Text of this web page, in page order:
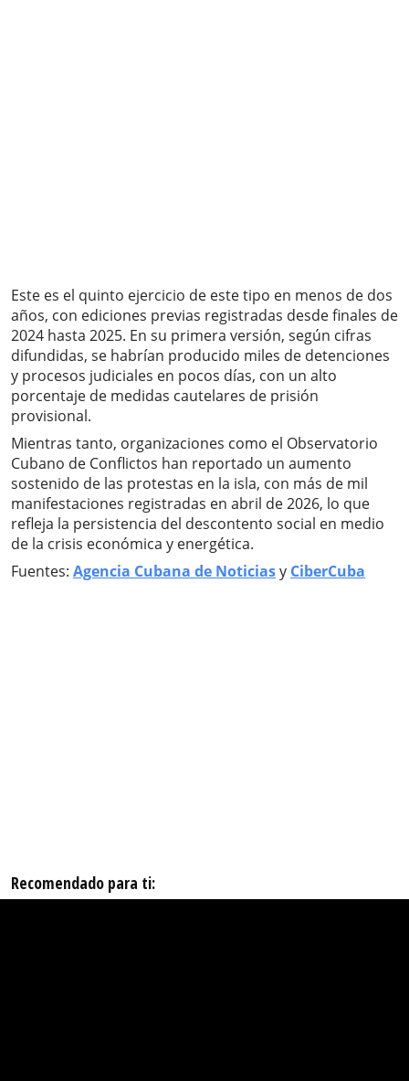
Este es el quinto ejercicio de este tipo en menos de dos
años, con ediciones previas registradas desde finales de
2024 hasta 2025. En su primera versión, según cifras
difundidas, se habrían producido miles de detenciones
y procesos judiciales en pocos días, con un alto
porcentaje de medidas cautelares de prisión
provisional.
Mientras tanto, organizaciones como el Observatorio
Cubano de Conflictos han reportado un aumento
sostenido de las protestas en la isla, con más de mil
manifestaciones registradas en abril de 2026, lo que
refleja la persistencia del descontento social en medio
de la crisis económica y energética.
Fuentes: Agencia Cubana de Noticiasy CiberCuba
Recomendado para ti: